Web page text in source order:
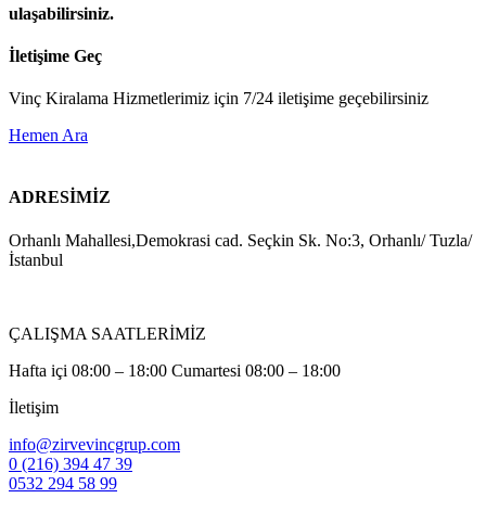
ulaşabilirsiniz.
İletişime Geç
Vinç Kiralama Hizmetlerimiz için 7/24 iletişime geçebilirsiniz
Hemen Ara
ADRESİMİZ
Orhanlı Mahallesi,Demokrasi cad. Seçkin Sk. No:3, Orhanlı/ Tuzla/
İstanbul
ÇALIŞMA SAATLERİMİZ
Hafta içi 08:00 – 18:00 Cumartesi 08:00 – 18:00
İletişim
info@zirvevincgrup.com
0 (216) 394 47 39
0532 294 58 99